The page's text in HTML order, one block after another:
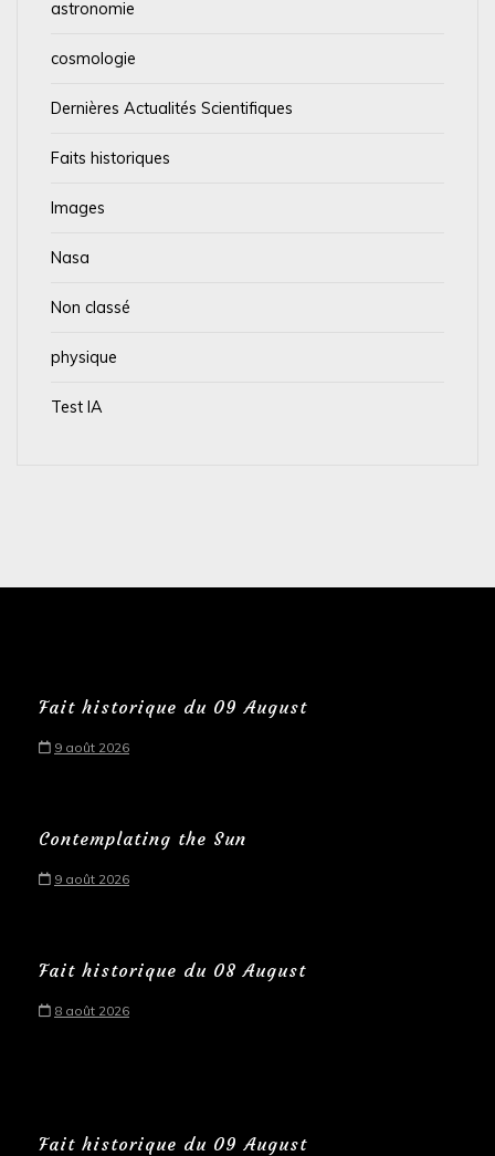
astronomie
cosmologie
Dernières Actualités Scientifiques
Faits historiques
Images
Nasa
Non classé
physique
Test IA
Fait historique du 09 August
9 août 2026
Contemplating the Sun
9 août 2026
Fait historique du 08 August
8 août 2026
Fait historique du 09 August